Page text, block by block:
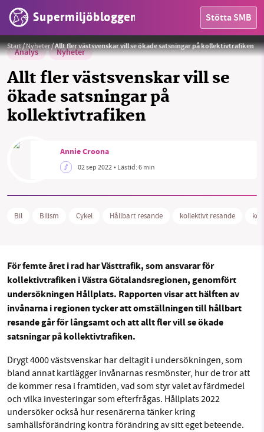
Supermiljöbloggen Stötta SMB
HEM
MILJÖFAKTA
Sök Sparade inlägg Tipsa oss
Facebook Instagram BlueSky
Threads LinkedIn
Start/Nyheter/Allt fler västsvenskar vill se ökade satsningar på kollektivtrafiken
Analys Nyheter
Allt fler västsvenskar vill se
ökade satsningar på
kollektivtrafiken
Västtrafik/Eddie Löthman
Annie Croona
02 sep 2022• Lästid:6 min
Bil Bilism Cykel Hållbart resande kollektivt resande
För femte året i rad har Västtrafik, som ansvarar för
kollektivtrafiken i Västra Götalandsregionen, genomfört
undersökningen Hållplats. Rapporten visar att hälften av
invånarna i regionen tycker att omställningen till hållbart
resande går för långsamt och att allt fler vill se ökade
satsningar på kollektivtrafiken.
Drygt 4000 västsvenskar har deltagit i undersökningen, som
bland annat kartlägger invånarnas resmönster, hur de tror att
de kommer resa i framtiden, vad som styr valet av färdmedel
och vilka investeringar som efterfrågas. Hållplats 2022
undersöker också hur resenärerna tänker kring
samhällsförändring kontra förändring av sitt eget beteende.
SMB kämpar för en hållbar framtid. Sedan
starten 2010 har vår ideella redaktion drivit
miljödebatten framåt genom
nyhetsbevakning och granskningar. Nu vill vi
utveckla vårt arbete – och vi hoppas att du
vill hjälpa oss.
Stötta vårt arbete genom att swisha en slant till